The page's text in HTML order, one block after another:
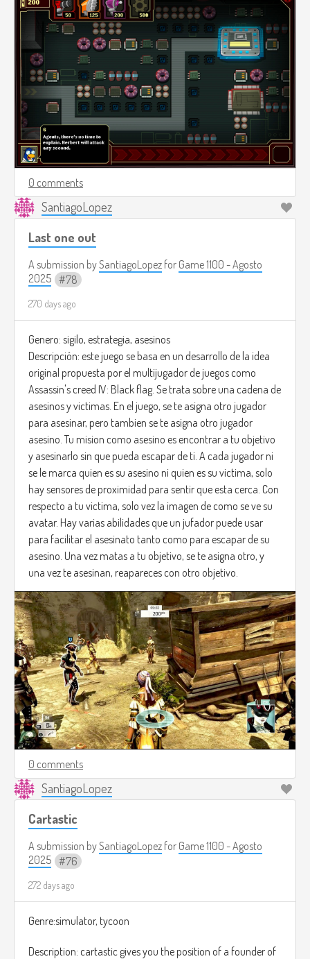
0 comments
SantiagoLopez
Last one out
A submission bySantiagoLopez for Game 1100 - Agosto
2025
78
270 days ago
Genero: sigilo, estrategia, asesinos
Descripción: este juego se basa en un desarrollo de la idea
original propuesta por el multijugador de juegos como
Assassin's creed IV: Black flag. Se trata sobre una cadena de
asesinos y victimas. En el juego, se te asigna otro jugador
para asesinar, pero tambien se te asigna otro jugador
asesino. Tu mision como asesino es encontrar a tu objetivo
y asesinarlo sin que pueda escapar de ti. A cada jugador ni
se le marca quien es su asesino ni quien es su victima, solo
hay sensores de proximidad para sentir que esta cerca. Con
respecto a tu victima, solo vez la imagen de como se ve su
avatar. Hay varias abilidades que un jufador puede usar
para facilitar el asesinato tanto como para escapar de su
asesino. Una vez matas a tu objetivo, se te asigna otro, y
una vez te asesinan, reapareces con otro objetivo.
0 comments
SantiagoLopez
Cartastic
A submission bySantiagoLopez for Game 1100 - Agosto
2025
76
272 days ago
Genre:simulator, tycoon
Description: cartastic gives you the position of a founder of